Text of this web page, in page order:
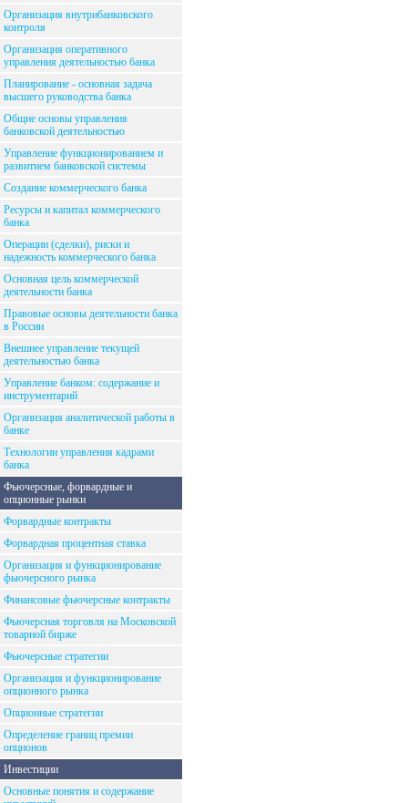
Организация внутрибанковского
контроля
Организация оперативного
управления деятельностью банка
Планирование - основная задача
высшего руководства банка
Общие основы управления
банковской деятельностью
Управление функционированием и
развитием банковской системы
Создание коммерческого банка
Ресурсы и капитал коммерческого
банка
Операции (сделки), риски и
надежность коммерческого банка
Основная цель коммерческой
деятельности банка
Правовые основы деятельности банка
в России
Внешнее управление текущей
деятельностью банка
Управление банком: содержание и
инструментарий
Организация аналитической работы в
банке
Технологии управления кадрами
банка
Фьючерсные, форвардные и
опционные рынки
Форвардные контракты
Форвардная процентная ставка
Организация и функционирование
фьючерсного рынка
Финансовые фьючерсные контракты
Фьючерсная торговля на Московской
товарной бирже
Фьючерсные стратегии
Организация и функционирование
опционного рынка
Опционные стратегии
Определение границ премии
опционов
Инвестиции
Основные понятия и содержание